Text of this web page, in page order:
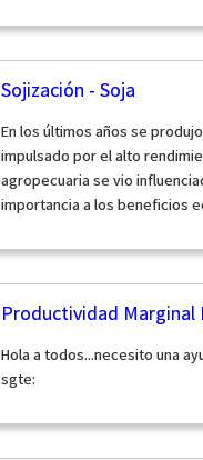
Sojización - Soja
En los últimos años se
impulsado por el alto
agropecuaria se vio
importancia a los beneficios
Productividad Marginal
Hola a todos...necesito una
sgte: